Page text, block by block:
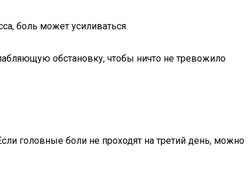
боль может усиливаться.
обстановку, чтобы ничто не тревожило
головные боли не проходят на третий день, можно